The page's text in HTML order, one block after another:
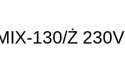
130/Ż 230V